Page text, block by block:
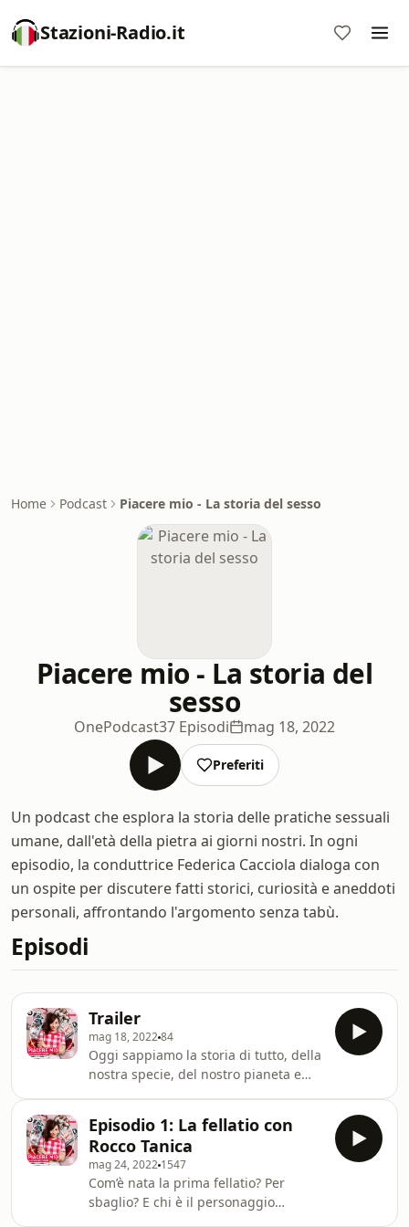
Stazioni-Radio.it
Home Podcast Piacere mio - La storia del sesso
Piacere mio - La storia del
sesso
OnePodcast37 Episodi mag 18, 2022
Preferiti
Un podcast che esplora la storia delle pratiche sessuali
umane, dall'età della pietra ai giorni nostri. In ogni
episodio, la conduttrice Federica Cacciola dialoga con
un ospite per discutere fatti storici, curiosità e aneddoti
personali, affrontando l'argomento senza tabù.
Episodi
Trailer
mag 18, 202284
Oggi sappiamo la storia di tutto, della
nostra specie, del nostro pianeta e
mangiamo la mattina. Ma spesso
ignoriamo la storia di una delle
pratiche più antiche e importanti di
sempre: il sesso. Per questo nasce
“Piacere Mio”, il podcast che racconta
Episodio 1: La fellatio con
Rocco Tanica
mag 24, 2022 1547
Com’è nata la prima fellatio? Per
sbaglio? E chi è il personaggio